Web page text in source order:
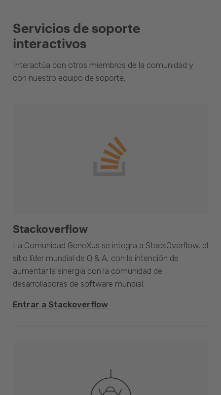
Servicios de soporte
interactivos
Interactúa con otros miembros de la comunidad y
con nuestro equipo de soporte.
Stackoverflow
La Comunidad GeneXus se integra a StackOverflow, el
sitio líder mundial de Q & A, con la intención de
aumentar la sinergia con la comunidad de
desarrolladores de software mundial.
Entrar a Stackoverflow